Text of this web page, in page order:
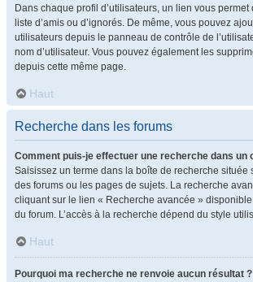
Dans chaque profil d’utilisateurs, un lien vous permet
liste d’amis ou d’ignorés. De même, vous pouvez
utilisateurs depuis le panneau de contrôle de
nom d’utilisateur. Vous pouvez également les
depuis cette même page.
Haut
Recherche dans les forums
Comment puis-je effectuer une recherche dans un
Saisissez un terme dans la boîte de recherche située
des forums ou les pages de sujets. La recherche
cliquant sur le lien « Recherche avancée »
du forum. L’accès à la recherche dépend du style
Haut
Pourquoi ma recherche ne renvoie aucun résultat ?